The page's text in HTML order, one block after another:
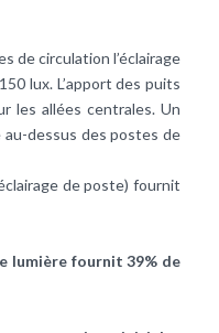
de circulation l’éclairage
lux. L’apport des puits
les allées centrales. Un
au-dessus des postes de
de poste) fournit
lumière fournit 39% de